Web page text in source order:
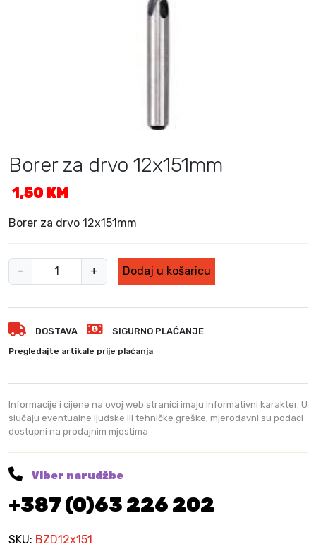
Borer za drvo 12x151mm
1,50 KM
Borer za drvo 12x151mm
-
o
r
z
d
r
v
o
1
2
1
1
+ Dodaj u košaricu
DOSTAVA SIGURNO PLAĆANJE
Pregledajte artikale prije plaćanja
Informacije i cijene na ovoj web stranici imaju informativni karakter. U
slučaju eventualne ljudske ili tehničke greške, mjerodavni su podaci
dostupni na prodajnim mjestima
Viber narudžbe
+387 (0)63 226 202
SKU: BZD12x151